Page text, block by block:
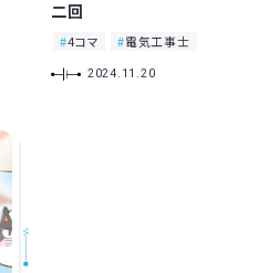
二回
4コマ 電気工事士
2024.11.20